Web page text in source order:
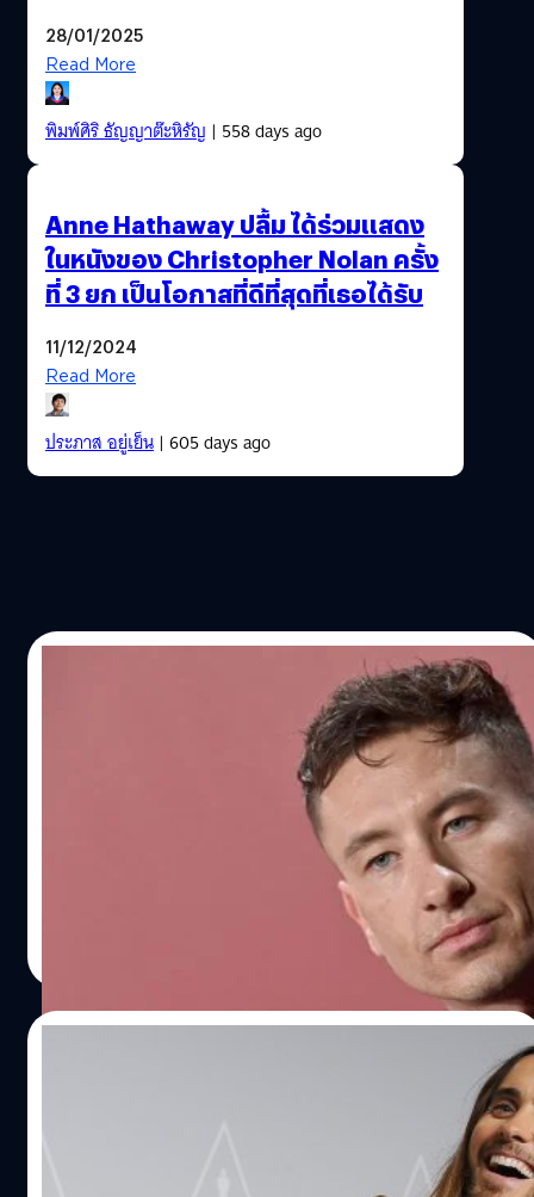
28/01/2025
Read More
พิมพ์ศิริ ธัญญาต๊ะหิรัญ | 558 days ago
Anne Hathaway ปลื้ม ได้ร่วมแสดง
ในหนังของ Christopher Nolan ครั้ง
ที่ 3 ยก เป็นโอกาสที่ดีที่สุดที่เธอได้รับ
11/12/2024
Read More
ประภาส อยู่เย็น| 605 days ago
Barry Keoghan ลบ Instagram หลังครอบ
ครัวถูกคุกคาม เหตุข่าวลือเลิกแฟนสาว
Sabrina Carpenter เพราะมือที่ 3
แบร์รี คีโอแกน (Barry Keoghan) ลบบัญชี Instagram หลังมี
ข่าวเลิกรานักร้องดัง ซาบรินา คาร์เพนเตอร์ (Sabrina
Carpenter) เพราะมือที่ 3 ถูกคุกคาม-ตามติดถึงบ้าน
ปริศนาคลี่คลาย ! Jared Leto หาโทรฟีออสกา
ร์จาก ‘Dallas Buyers Club’ ที่หายสาบสูญเมื่อ
ปริศนาคลี่คลาย ! จาเร็ต เลโต (Jared Leto) เจอโทรฟีรางวัล